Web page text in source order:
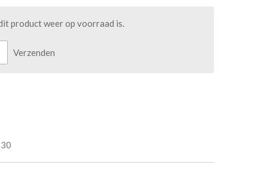
product weer op voorraad is.
Verzenden